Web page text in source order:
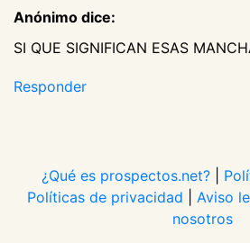
Anónimo dice:
SI QUE SIGNIFICAN ESAS
Responder
¿Qué es prospectos.net?
Políticas de privacidad
Aviso
nosotros